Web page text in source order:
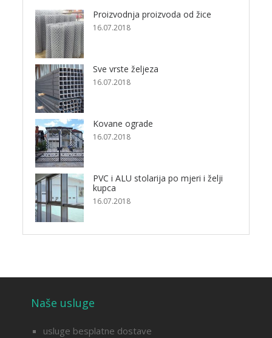
Proizvodnja proizvoda od žice
16.07.2018
Sve vrste željeza
16.07.2018
Kovane ograde
16.07.2018
PVC i ALU stolarija po mjeri i želji
kupca
16.07.2018
Naše usluge
usluge besplatne dostave